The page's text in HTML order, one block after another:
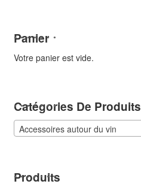
Panier
Votre panier est vide.
Catégories De Produits
Accessoires autour du vin
Produits